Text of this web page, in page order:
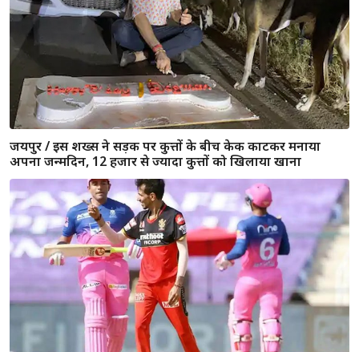
कोटा : कारपेंटर निकला पाकिस्तान का जासूस, सोशल मीडिया के
जरिए भेजता था सूचना, पुलिस की हिरासत में संदिग्ध